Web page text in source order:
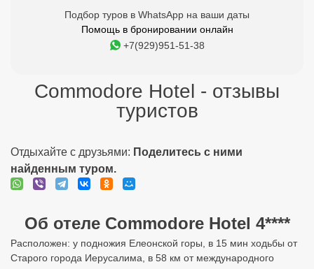
Подбор туров в WhatsApp на ваши даты
Помощь в бронировании онлайн
+7(929)951-51-38
Commodore Hotel - отзывы
туристов
Отдыхайте с друзьями: Поделитесь с ними
найденным туром.
Об отеле Commodore Hotel 4****
Расположен: у подножия Елеонской горы, в 15 мин ходьбы от
Старого города Иерусалима, в 58 км от международного